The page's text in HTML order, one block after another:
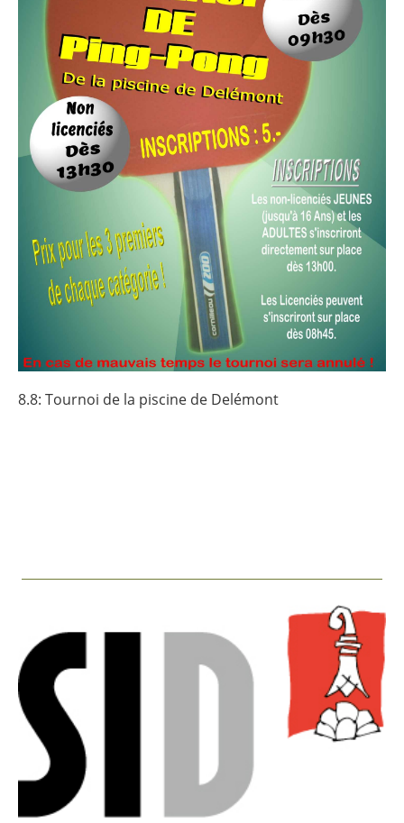
8.8: Tournoi de la piscine de Delémont